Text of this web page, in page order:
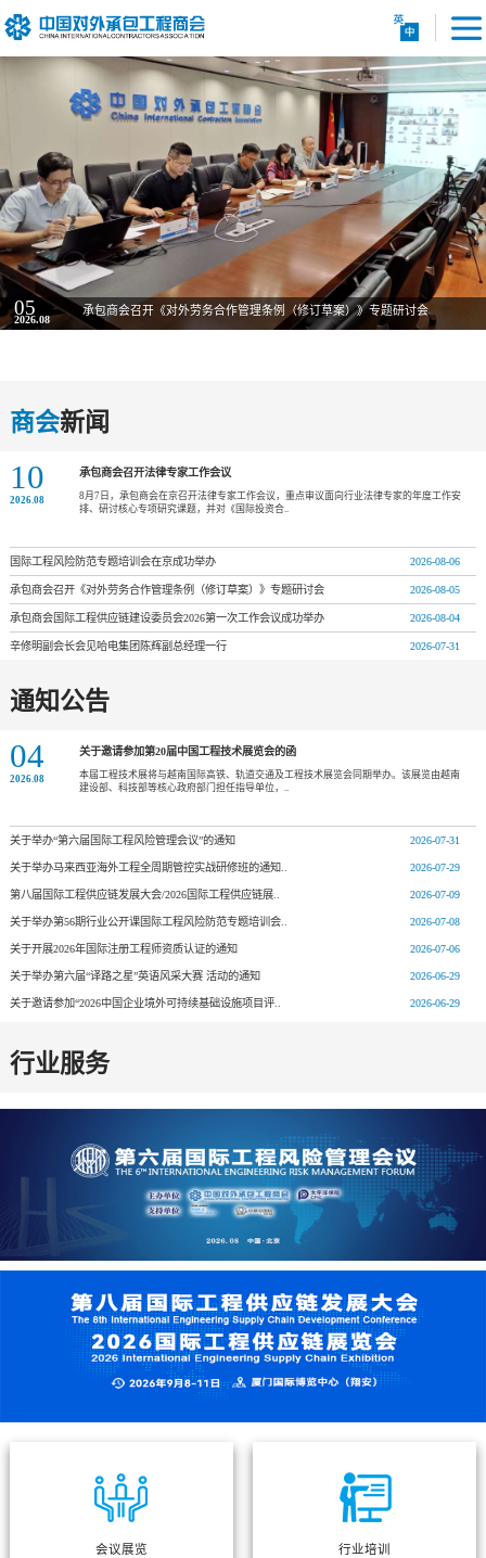
05
2026.08
承包商会召开《对外劳务合作管理条例（修订草案）》专题研讨会
商会新闻
10
2026.08
承包商会召开法律专家工作会议
8月7日，承包商会在京召开法律专家工作会议，重点审议面向行业法律专家的年度工作安
排、研讨核心专项研究课题，并对《国际投资合..
2026-08-06
国际工程风险防范专题培训会在京成功举办
2026-08-05
承包商会召开《对外劳务合作管理条例（修订草案）》专题研讨会
2026-08-04
承包商会国际工程供应链建设委员会2026第一次工作会议成功举办
2026-07-31
辛修明副会长会见哈电集团陈辉副总经理一行
通知公告
04
2026.08
关于邀请参加第20届中国工程技术展览会的函
本届工程技术展将与越南国际高铁、轨道交通及工程技术展览会同期举办。该展览由越南
建设部、科技部等核心政府部门担任指导单位，..
2026-07-31
关于举办“第六届国际工程风险管理会议”的通知
2026-07-29
关于举办马来西亚海外工程全周期管控实战研修班的通知..
2026-07-09
第八届国际工程供应链发展大会/2026国际工程供应链展..
2026-07-08
关于举办第56期行业公开课国际工程风险防范专题培训会..
2026-07-06
关于开展2026年国际注册工程师资质认证的通知
2026-06-29
关于举办第六届“译路之星”英语风采大赛 活动的通知
2026-06-29
关于邀请参加“2026中国企业境外可持续基础设施项目评..
行业服务
会议展览 行业培训